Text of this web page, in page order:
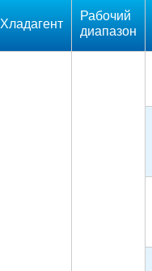
Хладагент
Рабочий
диапазон